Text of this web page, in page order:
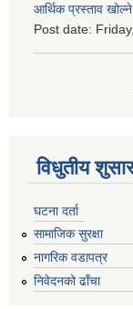
आर्थिक प्रस्ताव
Post date:
विधुतीय
घटना दर्ता
सामाजिक सुरक्षा
नागरिक वडापत्र
निवेदनको ढाँचा